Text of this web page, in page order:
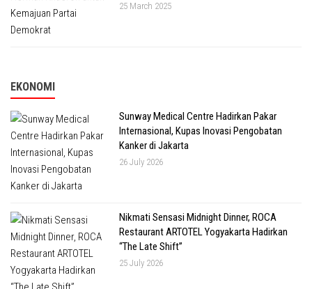
25 March 2025
EKONOMI
Sunway Medical Centre Hadirkan Pakar
Internasional, Kupas Inovasi Pengobatan
Kanker di Jakarta
26 July 2026
Nikmati Sensasi Midnight Dinner, ROCA
Restaurant ARTOTEL Yogyakarta Hadirkan
“The Late Shift”
25 July 2026